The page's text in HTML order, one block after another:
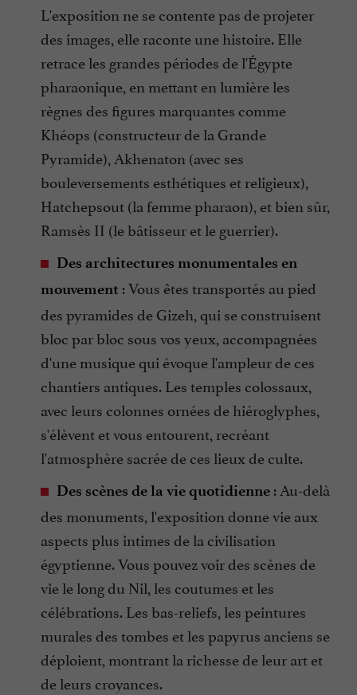
L'exposition ne se contente pas de projeter
des images, elle raconte une histoire. Elle
retrace les grandes périodes de l'Égypte
pharaonique, en mettant en lumière les
règnes des figures marquantes comme
Khéops (constructeur de la Grande
Pyramide), Akhenaton (avec ses
bouleversements esthétiques et religieux),
Hatchepsout (la femme pharaon), et bien sûr,
Ramsès II (le bâtisseur et le guerrier).
Des architectures monumentales en
mouvement : Vous êtes transportés au pied
des pyramides de Gizeh, qui se construisent
bloc par bloc sous vos yeux, accompagnées
d'une musique qui évoque l'ampleur de ces
chantiers antiques. Les temples colossaux,
avec leurs colonnes ornées de hiéroglyphes,
s'élèvent et vous entourent, recréant
l'atmosphère sacrée de ces lieux de culte.
Des scènes de la vie quotidienne : Au-delà
des monuments, l'exposition donne vie aux
aspects plus intimes de la civilisation
égyptienne. Vous pouvez voir des scènes de
vie le long du Nil, les coutumes et les
célébrations. Les bas-reliefs, les peintures
murales des tombes et les papyrus anciens se
déploient, montrant la richesse de leur art et
de leurs croyances.